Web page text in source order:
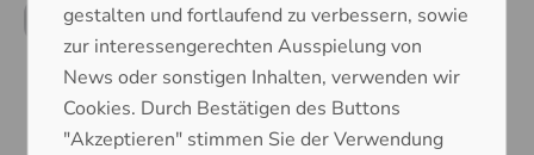
gestalten und fortlaufend zu verbessern, sowie
zur interessengerechten Ausspielung von
News oder sonstigen Inhalten, verwenden wir
Cookies. Durch Bestätigen des Buttons
"Akzeptieren" stimmen Sie der Verwendung